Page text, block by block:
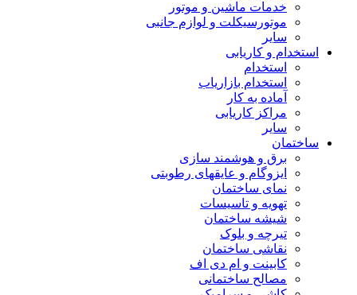
خدمات ماشین و موتور
موتورسیکلت و لوازم جانبی
سایر
استخدام و کاریابی
استخدام
استخدام بازاریاب
آماده به کار
مراکز کاریابی
سایر
ساختمان
برق و هوشمند سازی
ایزوگام و عایقهای رطوبتی
نمای ساختمان
تهویه و تاسیسات
شیشه ساختمان
تیرچه و بلوک
نقاشی ساختمان
کابینت و ام دی اف
مصالح ساختمانی